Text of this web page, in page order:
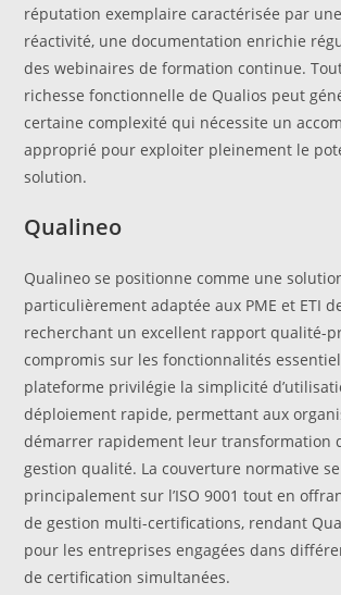
réputation exemplaire caractérisée par
réactivité, une documentation enrichie
des webinaires de formation continue.
richesse fonctionnelle de Qualios peut
certaine complexité qui nécessite un
approprié pour exploiter pleinement le
solution.
Qualineo
Qualineo se positionne comme une
particulièrement adaptée aux PME et ETI
recherchant un excellent rapport qualité-
compromis sur les fonctionnalités
plateforme privilégie la simplicité
déploiement rapide, permettant aux
démarrer rapidement leur transformation
gestion qualité. La couverture normative
principalement sur l’ISO 9001 tout en
de gestion multi-certifications, rendant
pour les entreprises engagées dans
de certification simultanées.